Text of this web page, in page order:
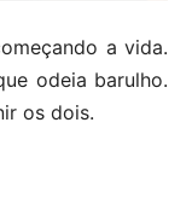
a vida.
odeia barulho.
os dois.